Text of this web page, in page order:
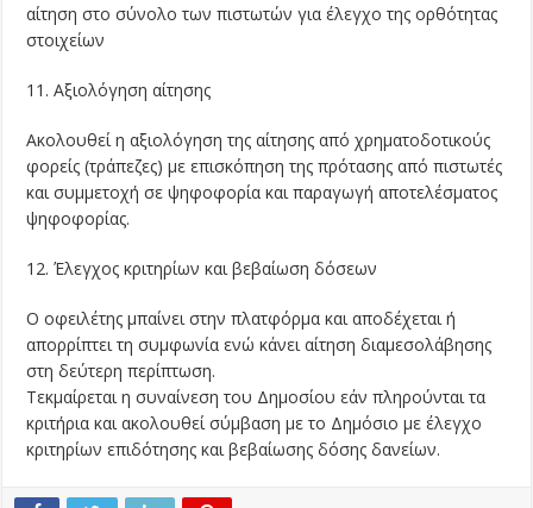
αίτηση στο σύνολο των πιστωτών για έλεγχο της ορθότητας
στοιχείων
11. Αξιολόγηση αίτησης
Ακολουθεί η αξιολόγηση της αίτησης από χρηματοδοτικούς
φορείς (τράπεζες) με επισκόπηση της πρότασης από πιστωτές
και συμμετοχή σε ψηφοφορία και παραγωγή αποτελέσματος
ψηφοφορίας.
12. Έλεγχος κριτηρίων και βεβαίωση δόσεων
Ο οφειλέτης μπαίνει στην πλατφόρμα και αποδέχεται ή
απορρίπτει τη συμφωνία ενώ κάνει αίτηση διαμεσολάβησης
στη δεύτερη περίπτωση.
Τεκμαίρεται η συναίνεση του Δημοσίου εάν πληρούνται τα
κριτήρια και ακολουθεί σύμβαση με το Δημόσιο με έλεγχο
κριτηρίων επιδότησης και βεβαίωσης δόσης δανείων.